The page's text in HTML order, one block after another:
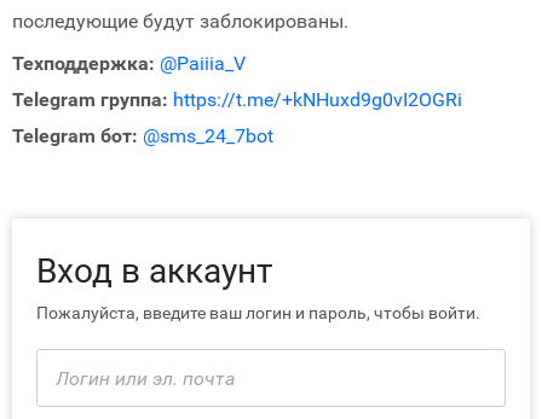
последующие будут заблокированы.
Техподдержка: @Paiiia_V
Telegram группа: https://t.me/+kNHuxd9g0vI2OGRi
Telegram бот: @sms_24_7bot
Вход в аккаунт
Пожалуйста, введите ваш логин и пароль, чтобы войти.